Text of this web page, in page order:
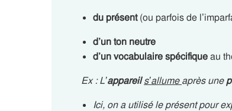
du présent(ou parfois de
d’un ton neutre
d’un vocabulaire spécifiqueau
Ex : L’appareils’allumeaprès une
Ici, on a utilisé le présent pour